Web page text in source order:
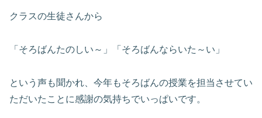
クラスの生徒さんから
「そろばんたのしい～」「そろばんならいた～い」
という声も聞かれ、今年もそろばんの授業を担当させてい
ただいたことに感謝の気持ちでいっぱいです。